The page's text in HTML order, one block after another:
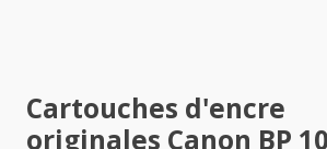
Cartouches d'encre
originales Canon BP